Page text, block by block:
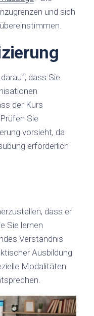
und sich
dass Sie
der Kurs
Sie
vorsieht, da
erforderlich
dass er
Sie lernen
Verständnis
Ausbildung
Modalitäten